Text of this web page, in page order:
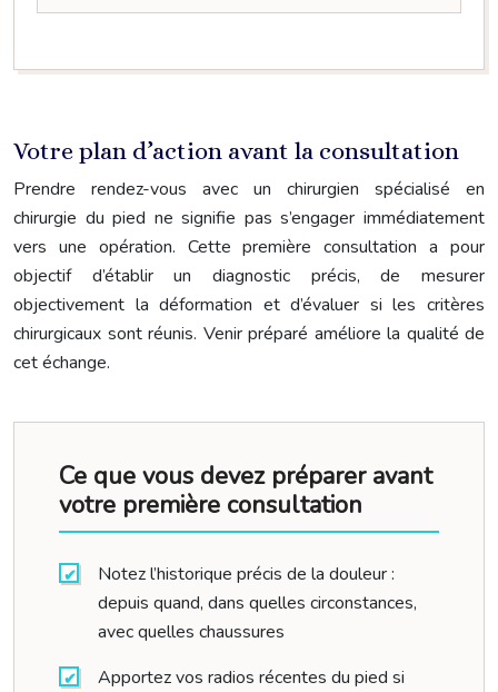
Votre plan d’action avant la consultation
Prendre rendez-vous avec un chirurgien spécialisé en
chirurgie du pied ne signifie pas s’engager immédiatement
vers une opération. Cette première consultation a pour
objectif d’établir un diagnostic précis, de mesurer
objectivement la déformation et d’évaluer si les critères
chirurgicaux sont réunis. Venir préparé améliore la qualité de
cet échange.
Ce que vous devez préparer avant
votre première consultation
Notez l’historique précis de la douleur :
depuis quand, dans quelles circonstances,
avec quelles chaussures
Apportez vos radios récentes du pied si